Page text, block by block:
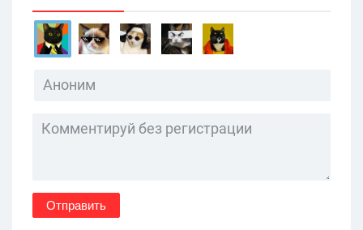
Отправить